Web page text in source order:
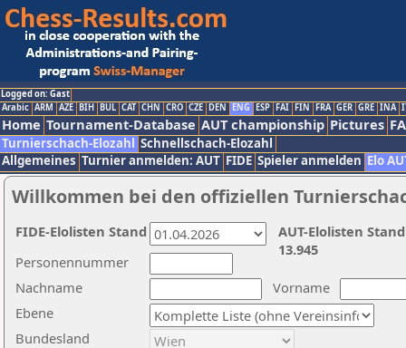
Logged on: Gast
Arabic ARM AZE BIH BUL CAT CHN CRO CZE DEN ENG ESP FAI FIN FRA GER GRE INA
Home Tournament-Database AUT championship Pictures
Turnierschach-Elozahl Schnellschach-Elozahl
Allgemeines Turnier anmelden: AUT FIDE Spieler anmelden Elo
Willkommen bei den offiziellen
Nachname
Vorname
Ebene
Personennummer
Bundesland
AUT-Elolisten
13.945
FIDE-Elolisten Stand